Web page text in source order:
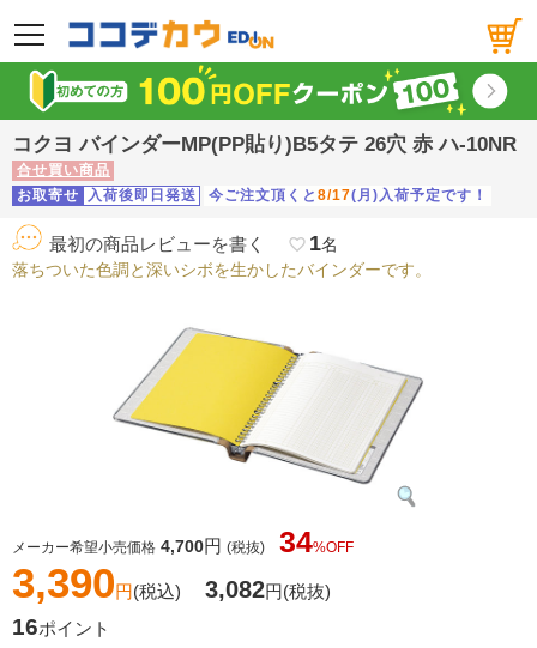
メニュー
コクヨ バインダーMP(PP貼り)B5タテ 26穴 赤 ハ-10NR
合せ買い商品
お取寄せ
入荷後即日発送 今ご注文頂くと 8/17(月)入荷予定です！
最初の商品レビューを書く favorite_border 1名
落ちついた色調と深いシボを生かしたバインダーです。
メーカー希望小売価格 4,700円 (税抜) 34%OFF
3,390円(税込) 3,082円(税抜)
16ポイント